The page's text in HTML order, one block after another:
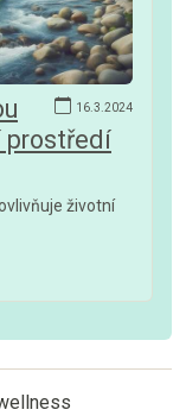
16.3.2024
prostředí
životní